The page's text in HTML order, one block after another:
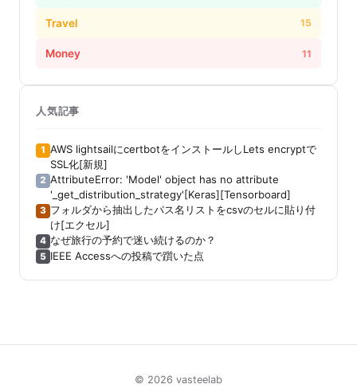
Travel 15
Money 11
人気記事
1 AWS lightsailにcertbotをインストールしLets encryptで
SSL化[新規]
2 AttributeError: 'Model' object has no attribute
'_get_distribution_strategy'[Keras][Tensorboard]
3 フォルダから抽出したパス名リストをcsvのセルに貼り付
け[エクセル]
4 なぜ旅行の予約で迷い続けるのか？
5 IEEE Accessへの投稿で躓いた点
© 2026 vasteelab